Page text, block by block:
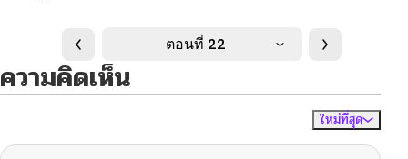
ตอนที่ 22
ความคิดเห็น
ใหม่ที่สุด